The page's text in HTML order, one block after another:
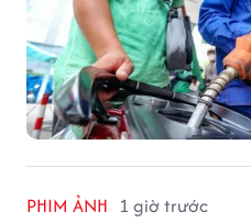
PHIM ẢNH 1 giờ trước